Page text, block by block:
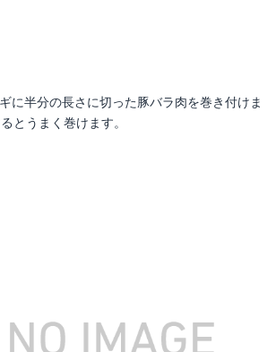
に半分の長さに切った豚バラ肉を巻き付けま
とうまく巻けます。